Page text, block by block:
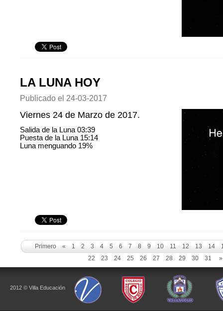
LA LUNA HOY
Publicado el 24-03-2017
Viernes 24 de Marzo de 2017.
Salida de la Luna 03:39
Puesta de la Luna 15:14
Luna menguando 19%
Primero « 1 2 3 4 5 6 7 8 9 10 11 12 13 14
22
23 24 25 26 27 28 29 30 31 »
2012 © Villa Educación